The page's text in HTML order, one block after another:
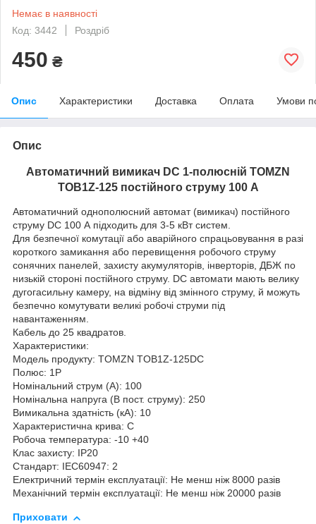
Немає в наявності
Код: 3442
Роздріб
450 ₴
Опис Характеристики Доставка Оплата Умови
Опис
Автоматичний вимикач DC 1-полюсній TOMZN
TOB1Z-125 постійного струму 100 А
Автоматичний однополюсний автомат (вимикач) постійного
струму DC 100 А підходить для 3-5 кВт систем.
Для безпечної комутації або аварійного спрацьовування в разі
короткого замикання або перевищення робочого струму
сонячних панелей, захисту акумуляторів, інверторів, ДБЖ по
низькій стороні постійного струму. DC автомати мають велику
дугогасильну камеру, на відміну від змінного струму, й можуть
безпечно комутувати великі робочі струми під
навантаженням.
Кабель до 25 квадратов.
Характеристики:
Модель продукту: TOMZN TOB1Z-125DC
Полюс: 1P
Номінальний струм (А): 100
Номінальна напруга (В пост. струму): 250
Вимикальна здатність (кА): 10
Характеристична крива: C
Робоча температура: -10 +40
Клас захисту: IP20
Стандарт: IEC60947: 2
Електричний термін експлуатації: Не менш ніж 8000 разів
Механічний термін експлуатації: Не менш ніж 20000 разів
Приховати